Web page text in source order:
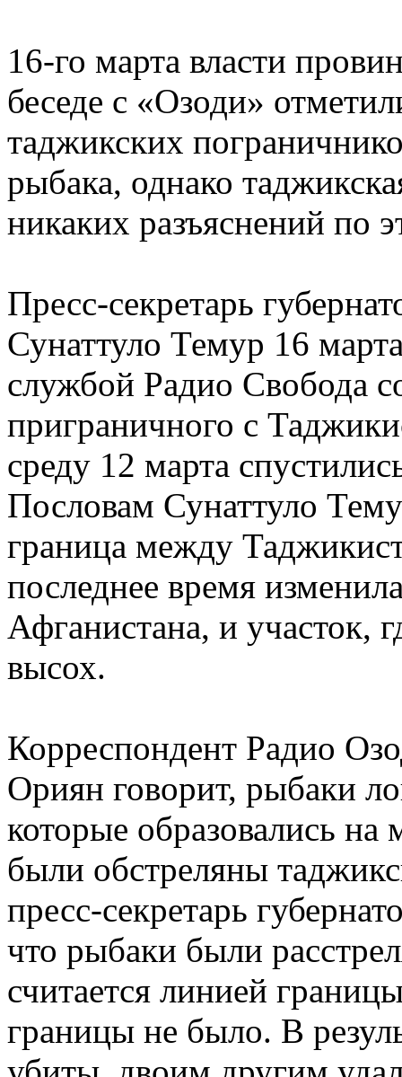
16-го марта власти
беседе с «Озоди»
таджикских
рыбака, однако
никаких разъяснений по
Пресс-секретарь
Сунаттуло Темур 16
службой Радио Свобода
приграничного с
среду 12 марта
Пословам Сунаттуло
граница между
последнее время
Афганистана, и участок,
высох.
Корреспондент Радио
Ориян говорит, рыбаки
которые образовались на
были обстреляны
пресс-секретарь
что рыбаки были
считается линией
границы не было. В